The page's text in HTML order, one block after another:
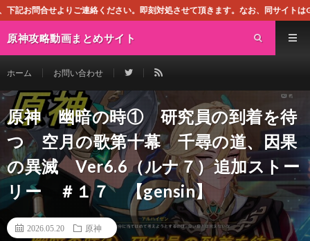
絡ください。即刻対処させて頂きます。なお、同サイトはGoogleアドセンス
原神攻略動画まとめサイト
ホーム お問い合わせ
原神 幽暗の時① 研究員の到着を待
つ 空月の歌第十幕 千尋の道、因果
の異滅 Ver6.6（ルナ７）追加ストー
リー ＃１７ 【gensin】
2026.05.20 原神